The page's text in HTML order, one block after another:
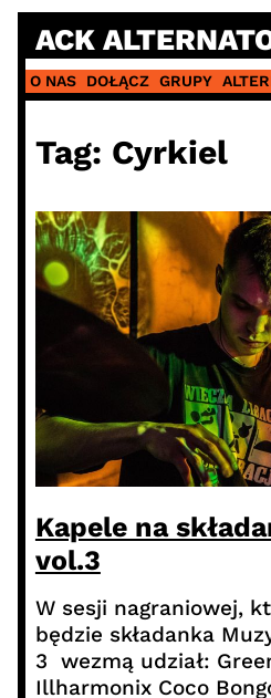
Skip
content
ACK
O NAS DOŁĄCZ GRUPY
Tag: Cyrkiel
Kapele na
vol.3
W sesji nagraniowej,
będzie składanka
3 wezmą udział:
Illharmonix Coco